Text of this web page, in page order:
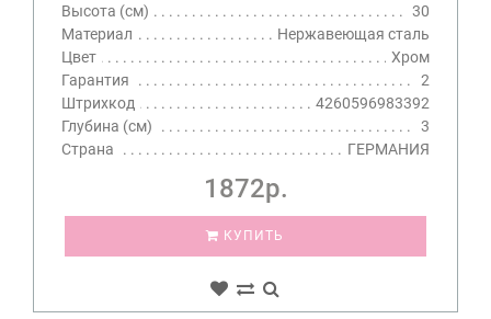
Высота (см)
30
Материал
Нержавеющая сталь
Цвет
Хром
Гарантия
2
Штрихкод
4260596983392
Глубина (см)
3
Страна
ГЕРМАНИЯ
1872р.
КУПИТЬ